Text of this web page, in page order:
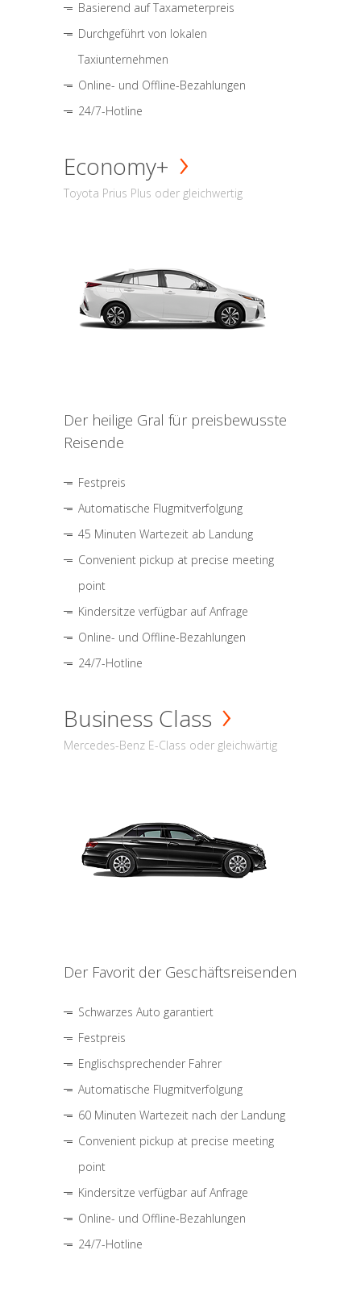
Basierend auf Taxameterpreis
Durchgeführt von lokalen
Taxiunternehmen
Online- und Offline-Bezahlungen
24/7-Hotline
Economy+
Toyota Prius Plus oder gleichwertig
Der heilige Gral für preisbewusste
Reisende
Festpreis
Automatische Flugmitverfolgung
45 Minuten Wartezeit ab Landung
Convenient pickup at precise meeting
point
Kindersitze verfügbar auf Anfrage
Online- und Offline-Bezahlungen
24/7-Hotline
Business Class
Mercedes-Benz E-Class oder gleichwärtig
Der Favorit der Geschäftsreisenden
Schwarzes Auto garantiert
Festpreis
Englischsprechender Fahrer
Automatische Flugmitverfolgung
60 Minuten Wartezeit nach der Landung
Convenient pickup at precise meeting
point
Kindersitze verfügbar auf Anfrage
Online- und Offline-Bezahlungen
24/7-Hotline